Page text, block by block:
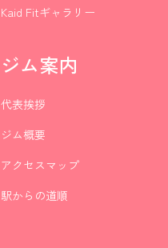
Kaid Fitギャラリー
ジム案内
代表挨拶
ジム概要
アクセスマップ
駅からの道順